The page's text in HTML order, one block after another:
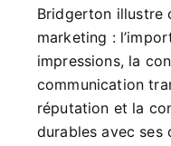
Bridgerton illustre
marketing :
impressions, la
communication
réputation et la
durables avec ses